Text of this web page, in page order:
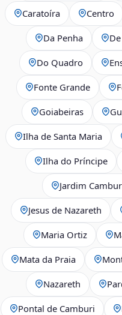
Caratoíra Centro
Da Penha
Do Quadro
Fonte Grande
Goiabeiras
Ilha de Santa Maria
Ilha do Príncipe
Jardim
Jesus de Nazareth
Maria Ortiz
Mata da Praia
Nazareth
Pontal de Camburi